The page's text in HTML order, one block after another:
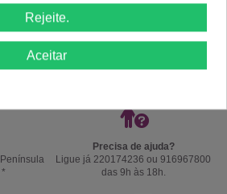
Precisa de ajuda?
Ligue já 220174236 ou 916967800
das 9h às 18h.
Rejeite.
Aceitar